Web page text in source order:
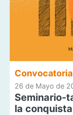
Convocatoria
26 de Mayo de
Seminario-
la